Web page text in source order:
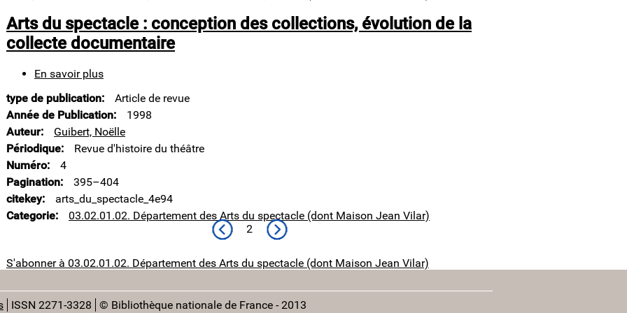
la
BnF
Arts du spectacle : conception des collections, évolution de la
collecte documentaire
En savoir plus
du
spectacle
:
conception
des
évolution
la
collecte
type de publication
Article de revue
Année de Publication
1998
Auteur
Guibert, Noëlle
Périodique
Revue d'histoire du théâtre
Numéro
4
Pagination
395–404
citekey
arts_du_spectacle_4e94
Categorie
03.02.01.02. Département des Arts du spectacle (dont Maison Jean Vilar)
Page précédente
2 Page suivante
S'abonner à 03.02.01.02. Département des Arts du spectacle (dont Maison Jean Vilar)
ISSN 2271-3328 © Bibliothèque nationale de France - 2013